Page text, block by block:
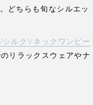
どちらも旬なシルエッ
シルクVネックワンピー
リラックスウェアやナ